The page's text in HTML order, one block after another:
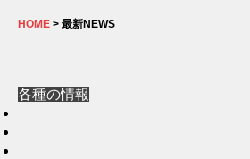
HOME > 最新NEWS
各種の情報